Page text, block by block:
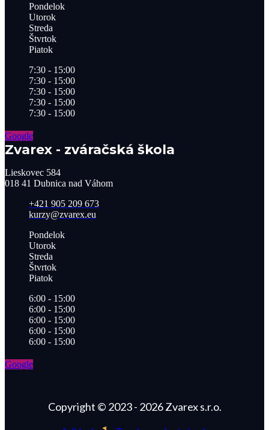
Pondelok
Utorok
Streda
Štvrtok
Piatok
7:30 - 15:00
7:30 - 15:00
7:30 - 15:00
7:30 - 15:00
7:30 - 15:00
Google
Zvarex - zváračská škola
Lieskovec 584
018 41 Dubnica nad Váhom​
+421 905 209 673​
kurzy@zvarex.eu
Pondelok
Utorok
Streda
Štvrtok
Piatok
6:00 - 15:00
6:00 - 15:00
6:00 - 15:00
6:00 - 15:00
6:00 - 15:00
Google
Copyright © 2023 - 2026 Zvarex s.r.o.